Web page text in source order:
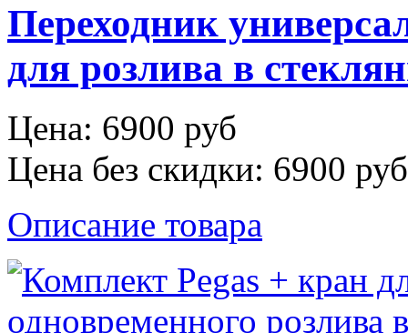
Переходник
для розлива в
Цена: 6900 руб
Цена без скидки: 6900 руб
Описание товара